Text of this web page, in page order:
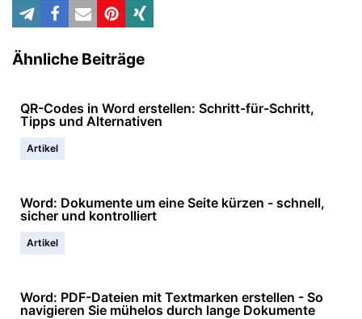
Ähnliche Beiträge
QR-Codes in Word erstellen: Schritt-für-Schritt,
Tipps und Alternativen
Artikel
Word: Dokumente um eine Seite kürzen - schnell,
sicher und kontrolliert
Artikel
Word: PDF-Dateien mit Textmarken erstellen - So
navigieren Sie mühelos durch lange Dokumente